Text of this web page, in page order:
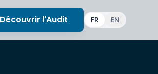
Découvrir l'Audit FR EN